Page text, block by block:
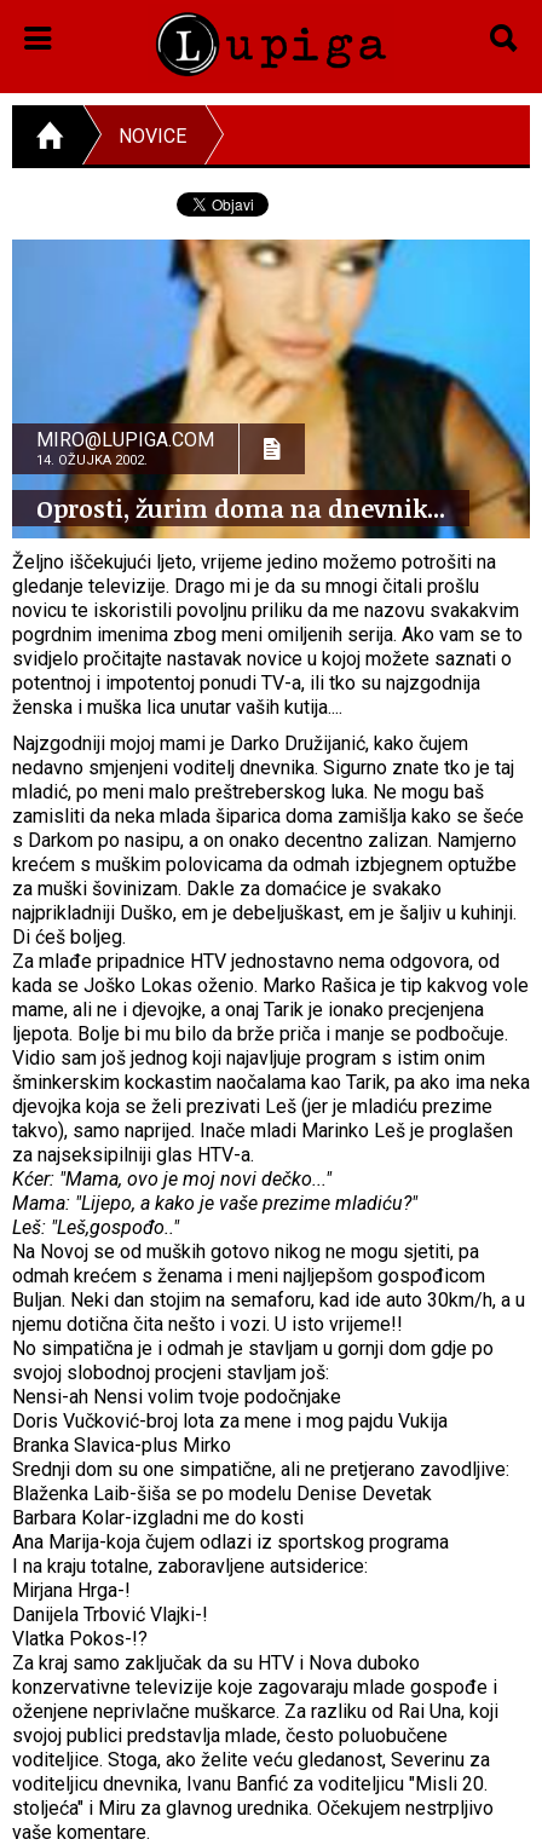
NOVICE
MIRO@LUPIGA.COM
14. OŽUJKA 2002.
Oprosti, žurim doma na dnevnik...
Željno iščekujući ljeto, vrijeme jedino možemo potrošiti na
gledanje televizije. Drago mi je da su mnogi čitali prošlu
novicu te iskoristili povoljnu priliku da me nazovu svakakvim
pogrdnim imenima zbog meni omiljenih serija. Ako vam se to
svidjelo pročitajte nastavak novice u kojoj možete saznati o
potentnoj i impotentoj ponudi TV-a, ili tko su najzgodnija
ženska i muška lica unutar vaših kutija....
Najzgodniji mojoj mami je Darko Družijanić, kako čujem
nedavno smjenjeni voditelj dnevnika. Sigurno znate tko je taj
mladić, po meni malo preštreberskog luka. Ne mogu baš
zamisliti da neka mlada šiparica doma zamišlja kako se šeće
s Darkom po nasipu, a on onako decentno zalizan. Namjerno
krećem s muškim polovicama da odmah izbjegnem optužbe
za muški šovinizam. Dakle za domaćice je svakako
najprikladniji Duško, em je debeljuškast, em je šaljiv u kuhinji.
Di ćeš boljeg.
Za mlađe pripadnice HTV jednostavno nema odgovora, od
kada se Joško Lokas oženio. Marko Rašica je tip kakvog vole
mame, ali ne i djevojke, a onaj Tarik je ionako precjenjena
ljepota. Bolje bi mu bilo da brže priča i manje se podbočuje.
Vidio sam još jednog koji najavljuje program s istim onim
šminkerskim kockastim naočalama kao Tarik, pa ako ima neka
djevojka koja se želi prezivati Leš (jer je mladiću prezime
takvo), samo naprijed. Inače mladi Marinko Leš je proglašen
za najseksipilniji glas HTV-a.
Kćer: "Mama, ovo je moj novi dečko..."
Mama: "Lijepo, a kako je vaše prezime mladiću?"
Leš: "Leš,gospođo.."
Na Novoj se od muških gotovo nikog ne mogu sjetiti, pa
odmah krećem s ženama i meni najljepšom gospođicom
Buljan. Neki dan stojim na semaforu, kad ide auto 30km/h, a u
njemu dotična čita nešto i vozi. U isto vrijeme!!
No simpatična je i odmah je stavljam u gornji dom gdje po
svojoj slobodnoj procjeni stavljam još:
Nensi-ah Nensi volim tvoje podočnjake
Doris Vučković-broj lota za mene i mog pajdu Vukija
Branka Slavica-plus Mirko
Srednji dom su one simpatične, ali ne pretjerano zavodljive:
Blaženka Laib-šiša se po modelu Denise Devetak
Barbara Kolar-izgladni me do kosti
Ana Marija-koja čujem odlazi iz sportskog programa
I na kraju totalne, zaboravljene autsiderice:
Mirjana Hrga-!
Danijela Trbović Vlajki-!
Vlatka Pokos-!?
Za kraj samo zaključak da su HTV i Nova duboko
konzervativne televizije koje zagovaraju mlade gospođe i
oženjene neprivlačne muškarce. Za razliku od Rai Una, koji
svojoj publici predstavlja mlade, često poluobučene
voditeljice. Stoga, ako želite veću gledanost, Severinu za
voditeljicu dnevnika, Ivanu Banfić za voditeljicu "Misli 20.
stoljeća" i Miru za glavnog urednika. Očekujem nestrpljivo
vaše komentare.